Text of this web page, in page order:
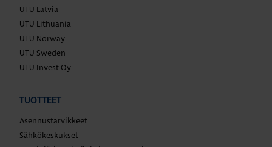
UTU Latvia
UTU Lithuania
UTU Norway
UTU Sweden
UTU Invest Oy
TUOTTEET
Asennustarvikkeet
Sähkökeskukset